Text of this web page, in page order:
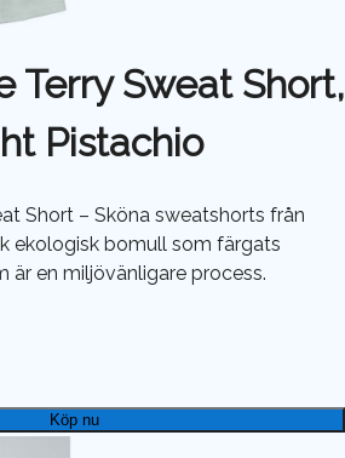
Terry Sweat Short,
Pistachio
Short – Sköna sweatshorts från
ekologisk bomull som färgats
är en miljövänligare process.
Köp nu